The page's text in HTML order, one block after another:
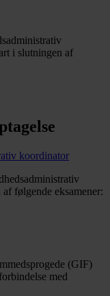
i slutningen af
koordinator
følgende eksamener:
(GIF)
med